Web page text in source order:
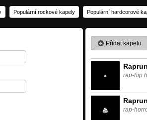
Populární rockové kapely Populární hardcorové
Přidat kapelu
rap-hip
rap-